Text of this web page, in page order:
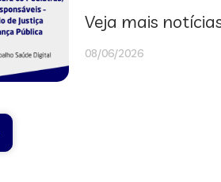
Veja mais
08/06/2026